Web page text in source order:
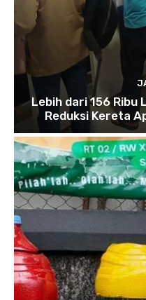
Lebih dari 156
Reduksi Kereta